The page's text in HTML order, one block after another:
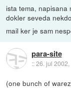
ista tema, napisana
dokler seveda
mail ker je sam
para-site
::26. jul 2002,
(one bunch of